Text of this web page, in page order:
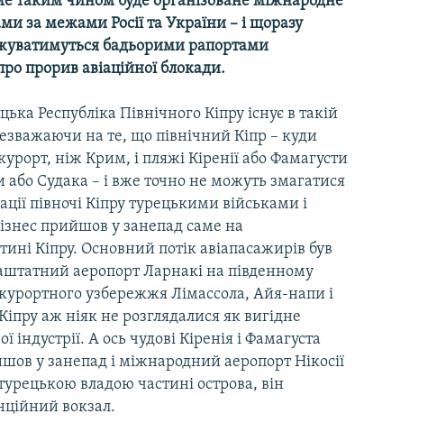
за межами Росії та України – і щоразу
бадьорими рапортами
прорив авіаційної блокади.
Республіка Північного Кіпру існує в такій
на те, що північний Кіпр – куди
ніж Крим, і пляжі Кіренії або Фамагусти
Судака – і вже точно не можуть змагатися
півночі Кіпру турецькими військами і
прийшов у занепад саме на
Кіпру. Основний потік авіапасажирів був
аеропорт Ларнакі на південному
узбережжя Лімассола, Айя-напи і
аж ніяк не розглядалися як вигідне
А ось чудові Кіренія і Фамагуста
у занепад і міжнародний аеропорт Нікосії
владою частині острова, він
вокзал.